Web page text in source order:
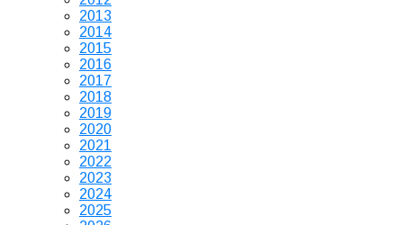
2013
2014
2015
2016
2017
2018
2019
2020
2021
2022
2023
2024
2025